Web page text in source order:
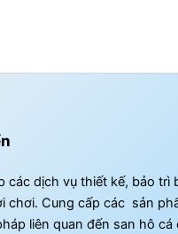
các dịch vụ thiết kế, bảo
chơi. Cung cấp các sản
liên quan đến san hô cá